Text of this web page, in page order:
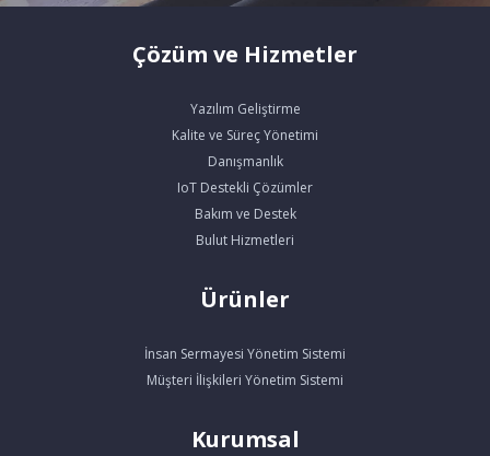
Çözüm ve Hizmetler
Yazılım Geliştirme
Kalite ve Süreç Yönetimi
Danışmanlık
IoT Destekli Çözümler
Bakım ve Destek
Bulut Hizmetleri
Ürünler
İnsan Sermayesi Yönetim Sistemi
Müşteri İlişkileri Yönetim Sistemi
Kurumsal